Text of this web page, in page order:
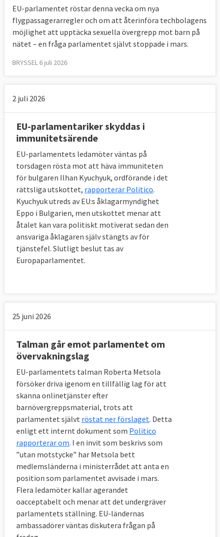
EU-parlamentet röstar denna vecka om nya
flygpassagerarregler och om att återinföra techbolagens
möjlighet att upptäcka sexuella övergrepp mot barn på
nätet – en fråga parlamentet självt stoppade i mars.
BRYSSEL 6 juli 2026
2 juli 2026
EU-parlamentariker skyddas i
immunitetsärende
EU-parlamentets ledamöter väntas på
torsdagen rösta mot att häva immuniteten
för bulgaren Ilhan Kyuchyuk, ordförande i det
rättsliga utskottet, rapporterar Politico.
Kyuchyuk utreds av EU:s åklagarmyndighet
Eppo i Bulgarien, men utskottet menar att
åtalet kan vara politiskt motiverat sedan den
ansvariga åklagaren själv stängts av för
tjänstefel. Slutligt beslut tas av
Europaparlamentet.
25 juni 2026
Talman går emot parlamentet om
övervakningslag
EU-parlamentets talman Roberta Metsola
försöker driva igenom en tillfällig lag för att
skanna onlinetjänster efter
barnövergreppsmaterial, trots att
parlamentet självt röstat ner förslaget. Detta
enligt ett internt dokument som Politico
rapporterar om. I en invit som beskrivs som
”utan motstycke” har Metsola bett
medlemsländerna i ministerrådet att anta en
position som parlamentet avvisade i mars.
Flera ledamöter kallar agerandet
oacceptabelt och menar att det undergräver
parlamentets ställning. EU-ländernas
ambassadörer väntas diskutera frågan på